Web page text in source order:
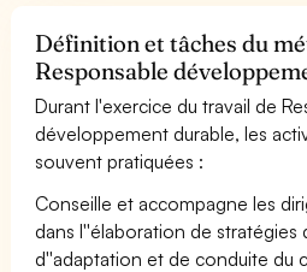
Définition et tâches du
Responsable
Durant l'exercice du travail de
développement durable, les
souvent pratiquées :
Conseille et accompagne les
dans l''élaboration de stratégies
d''adaptation et de conduite du